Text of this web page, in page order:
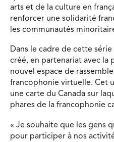
arts et de la culture en
renforcer une solidarité
les communautés
Dans le cadre de cette
créé, en partenariat avec la
nouvel espace de
francophonie virtuelle. Cet
une carte du Canada sur
phares de la francophonie
« Je souhaite que les gens
pour participer à nos